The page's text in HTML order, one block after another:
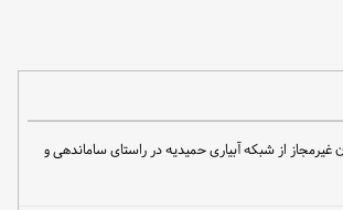
سیفون غیرمجاز از شبکه آبیاری حمیدیه در راستای ساماندهی و